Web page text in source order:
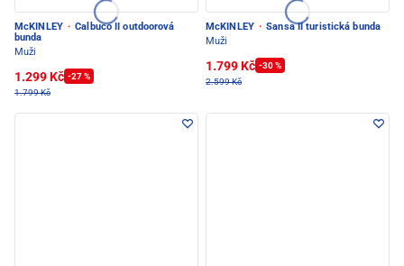
McKINLEY · Calbuco II outdoorová
bunda
Muži
1.299 Kč -27 %
1.799 Kč
McKINLEY · Sansa II turistická bunda
Muži
1.799 Kč -30 %
2.599 Kč